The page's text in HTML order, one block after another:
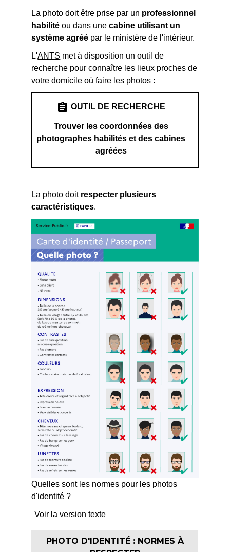
La photo doit être prise par un professionnel
habilité ou dans unecabine utilisant un
système agréé par le ministère de l'intérieur.
L'ANTS met à disposition un outil de
recherche pour connaître les lieux proches de
votre domicile où faire les photos :
assignment OUTIL DE RECHERCHE
Trouver les coordonnées des
photographes habilités et des cabines
agréées
La photo doit respecter plusieurs
caractéristiques.
Quelles sont les normes pour les photos
d'identité ?
Voir la version texte
PHOTO D'IDENTITÉ : NORMES À